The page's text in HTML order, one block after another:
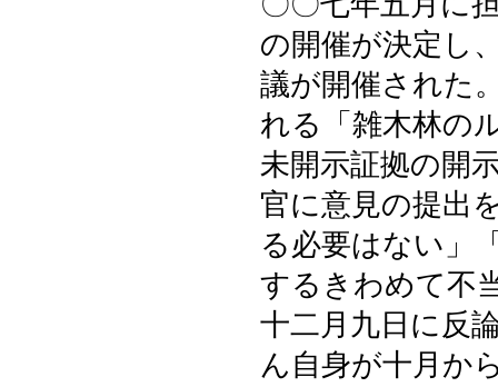
の開催が決定し
議が開催された
れる「雑木林の
未開示証拠の開
官に意見の提出
る必要はない」
するきわめて不
十二月九日に反
ん自身が十月か